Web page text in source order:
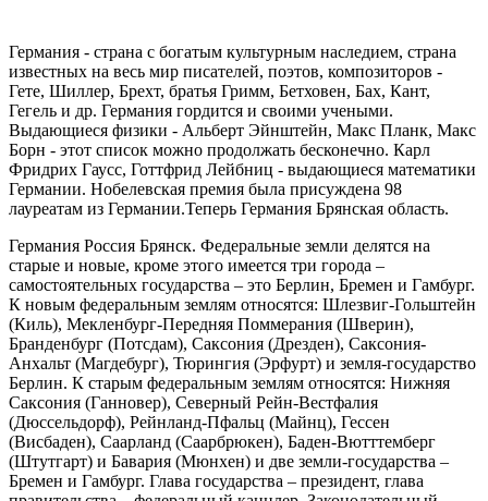
Германия - страна с богатым культурным наследием, страна
известных на весь мир писателей, поэтов, композиторов -
Гете, Шиллер, Брехт, братья Гримм, Бетховен, Бах, Кант,
Гегель и др. Германия гордится и своими учеными.
Выдающиеся физики - Альберт Эйнштейн, Макс Планк, Макс
Борн - этот список можно продолжать бесконечно. Карл
Фридрих Гаусс, Готтфрид Лейбниц - выдающиеся математики
Германии. Нобелевская премия была присуждена 98
лауреатам из Германии.Теперь Германия Брянская область.
Германия Россия Брянск. Федеральные земли делятся на
старые и новые, кроме этого имеется три города –
самостоятельных государства – это Берлин, Бремен и Гамбург.
К новым федеральным землям относятся: Шлезвиг-Гольштейн
(Киль), Мекленбург-Передняя Поммерания (Шверин),
Бранденбург (Потсдам), Саксония (Дрезден), Саксония-
Анхальт (Магдебург), Тюрингия (Эрфурт) и земля-государство
Берлин. К старым федеральным землям относятся: Нижняя
Саксония (Ганновер), Северный Рейн-Вестфалия
(Дюссельдорф), Рейнланд-Пфальц (Майнц), Гессен
(Висбаден), Саарланд (Саарбрюкен), Баден-Вютттемберг
(Штутгарт) и Бавария (Мюнхен) и две земли-государства –
Бремен и Гамбург. Глава государства – президент, глава